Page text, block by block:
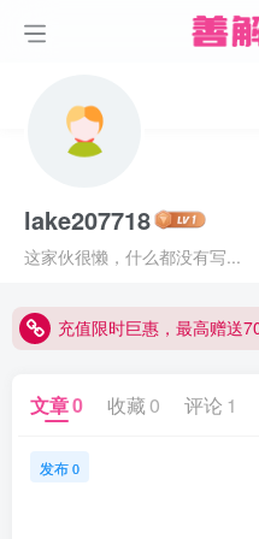
lake207718
这家伙很懒，什么都没有写...
充值限时巨惠，最高赠送
文章0 收藏 0 评论 1
发布 0